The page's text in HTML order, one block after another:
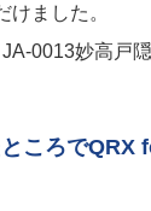
けました。
0013妙高戸
ころで